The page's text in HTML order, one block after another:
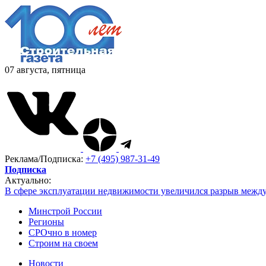
07 августа, пятница
Реклама/Подписка: +7 (495) 987-31-49
Подписка
Актуально:
В сфере эксплуатации недвижимости увеличился разрыв
Минстрой России
Регионы
СРОчно в номер
Строим на своем
Новости